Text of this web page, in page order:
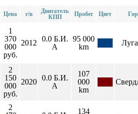
Цена г/в
Двигатель
КПП
Пробег Цвет
1
370
000
руб.
2012 0.0 Б.И.
А
95 000
km
2
150
000
руб.
2020 0.0 Б.И.
А
107
000
km
2
134